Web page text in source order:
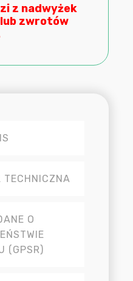
z nadwyżek
zwrotów
TECHNICZNA
O
(GPSR)